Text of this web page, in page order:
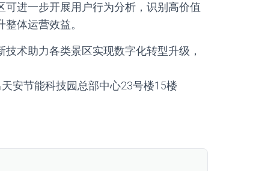
进一步开展用户行为分析，识别高价值
体运营效益。
术助力各类景区实现数字化转型升级，
安节能科技园总部中心23号楼15楼